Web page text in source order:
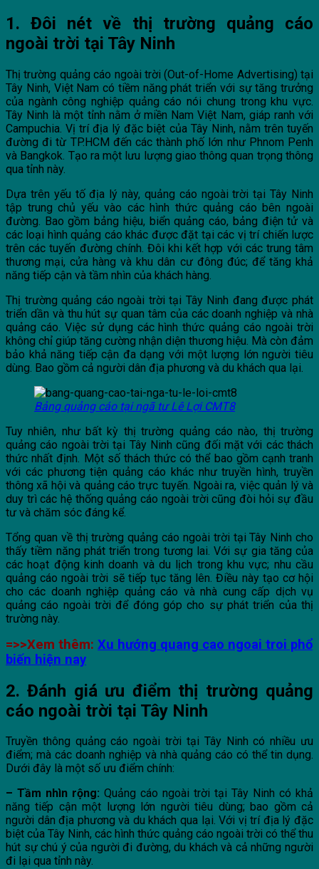
1. Đôi nét về thị trường quảng cáo
ngoài trời tại Tây Ninh
Thị trường quảng cáo ngoài trời (Out-of-Home Advertising) tại
Tây Ninh, Việt Nam có tiềm năng phát triển với sự tăng trưởng
của ngành công nghiệp quảng cáo nói chung trong khu vực.
Tây Ninh là một tỉnh nằm ở miền Nam Việt Nam, giáp ranh với
Campuchia. Vị trí địa lý đặc biệt của Tây Ninh, nằm trên tuyến
đường đi từ TP.HCM đến các thành phố lớn như Phnom Penh
và Bangkok. Tạo ra một lưu lượng giao thông quan trọng thông
qua tỉnh này.
Dựa trên yếu tố địa lý này, quảng cáo ngoài trời tại Tây Ninh
tập trung chủ yếu vào các hình thức quảng cáo bên ngoài
đường. Bao gồm bảng hiệu, biển quảng cáo, bảng điện tử và
các loại hình quảng cáo khác được đặt tại các vị trí chiến lược
trên các tuyến đường chính. Đôi khi kết hợp với các trung tâm
thương mại, cửa hàng và khu dân cư đông đúc; để tăng khả
năng tiếp cận và tầm nhìn của khách hàng.
Thị trường quảng cáo ngoài trời tại Tây Ninh đang được phát
triển dần và thu hút sự quan tâm của các doanh nghiệp và nhà
quảng cáo. Việc sử dụng các hình thức quảng cáo ngoài trời
không chỉ giúp tăng cường nhận diện thương hiệu. Mà còn đảm
bảo khả năng tiếp cận đa dạng với một lượng lớn người tiêu
dùng. Bao gồm cả người dân địa phương và du khách qua lại.
Bảng quảng cáo tại ngã tư Lê Lợi CMT8
Tuy nhiên, như bất kỳ thị trường quảng cáo nào, thị trường
quảng cáo ngoài trời tại Tây Ninh cũng đối mặt với các thách
thức nhất định. Một số thách thức có thể bao gồm cạnh tranh
với các phương tiện quảng cáo khác như truyền hình, truyền
thông xã hội và quảng cáo trực tuyến. Ngoài ra, việc quản lý và
duy trì các hệ thống quảng cáo ngoài trời cũng đòi hỏi sự đầu
tư và chăm sóc đáng kể.
Tổng quan về thị trường quảng cáo ngoài trời tại Tây Ninh cho
thấy tiềm năng phát triển trong tương lai. Với sự gia tăng của
các hoạt động kinh doanh và du lịch trong khu vực; nhu cầu
quảng cáo ngoài trời sẽ tiếp tục tăng lên. Điều này tạo cơ hội
cho các doanh nghiệp quảng cáo và nhà cung cấp dịch vụ
quảng cáo ngoài trời để đóng góp cho sự phát triển của thị
trường này.
=>>Xem thêm: Xu hướng quang cao ngoai troi phổ
biến hiện nay
2. Đánh giá ưu điểm thị trường quảng
cáo ngoài trời tại Tây Ninh
Truyền thông quảng cáo ngoài trời tại Tây Ninh có nhiều ưu
điểm; mà các doanh nghiệp và nhà quảng cáo có thể tin dụng.
Dưới đây là một số ưu điểm chính:
– Tầm nhìn rộng: Quảng cáo ngoài trời tại Tây Ninh có khả
năng tiếp cận một lượng lớn người tiêu dùng; bao gồm cả
người dân địa phương và du khách qua lại. Với vị trí địa lý đặc
biệt của Tây Ninh, các hình thức quảng cáo ngoài trời có thể thu
hút sự chú ý của người đi đường, du khách và cả những người
đi lại qua tỉnh này.